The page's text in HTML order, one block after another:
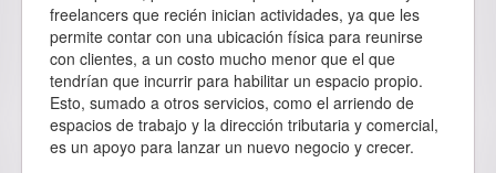
freelancers que recién inician actividades, ya que les
permite contar con una ubicación física para reunirse
con clientes, a un costo mucho menor que el que
tendrían que incurrir para habilitar un espacio propio.
Esto, sumado a otros servicios, como el arriendo de
espacios de trabajo y la dirección tributaria y comercial,
es un apoyo para lanzar un nuevo negocio y crecer.